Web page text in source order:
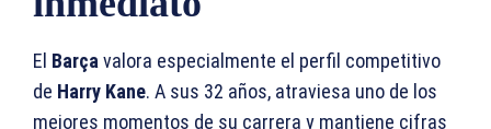
El Barça valora especialmente el perfil competitivo
de Harry Kane. A sus 32 años, atraviesa uno de los
mejores momentos de su carrera y mantiene cifras